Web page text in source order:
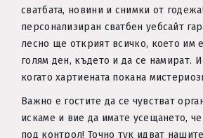
сватбата, новини и снимки от
персонализиран сватбен уебсайт
лесно ще открият всичко, което им
голям ден, където и да се намират.
когато хартиената покана
Важно е гостите да се чувстват
искаме и вие да имате усещането,
под контрол! Точно тук идват